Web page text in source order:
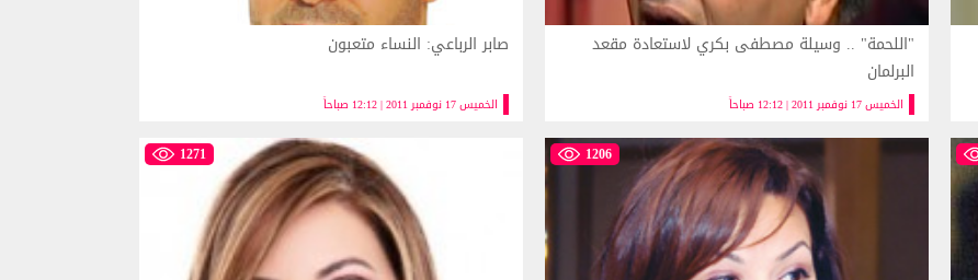
الخميس 17 نوفمبر 2011 | 12:12 صباحاً
"اللحمة" .. وسيلة مصطفى بكري لاستعادة مقعد
البرلمان
الخميس 17 نوفمبر 2011 | 12:12 صباحاً
صابر الرباعي: النساء متعبون
1206
1271